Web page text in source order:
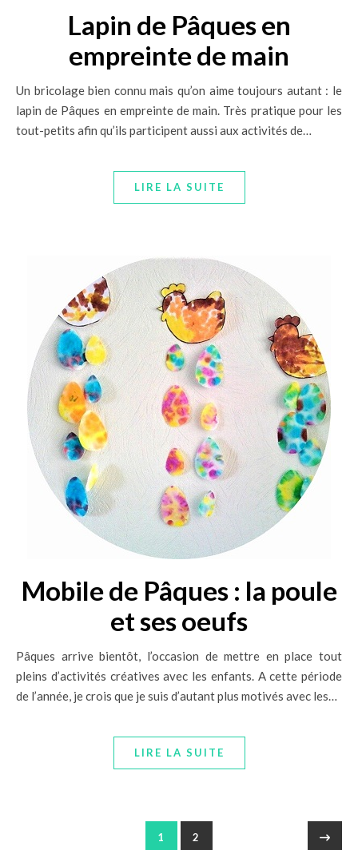
Lapin de Pâques en
empreinte de main
Un bricolage bien connu mais qu’on aime toujours autant : le
lapin de Pâques en empreinte de main. Très pratique pour les
tout-petits afin qu’ils participent aussi aux activités de…
LIRE LA SUITE
Mobile de Pâques : la poule
et ses oeufs
Pâques arrive bientôt, l’occasion de mettre en place tout
pleins d’activités créatives avec les enfants. A cette période
de l’année, je crois que je suis d’autant plus motivés avec les…
LIRE LA SUITE
1 2